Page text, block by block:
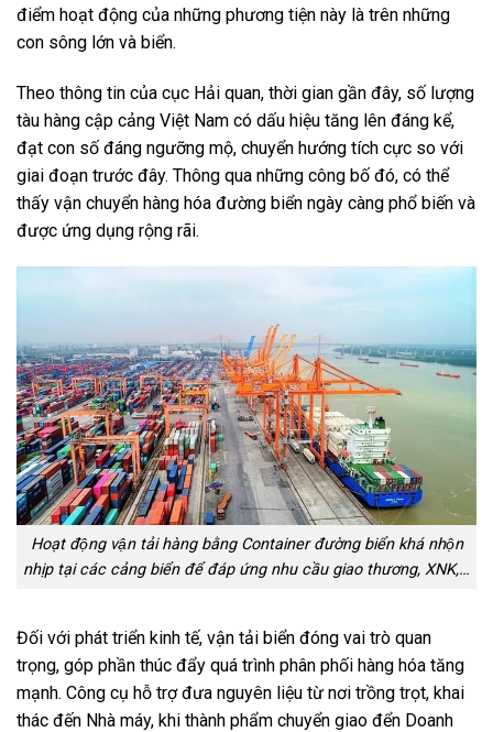
điểm hoạt động của những phương tiện này là trên những
con sông lớn và biển.
Theo thông tin của cục Hải quan, thời gian gần đây, số lượng
tàu hàng cập cảng Việt Nam có dấu hiệu tăng lên đáng kể,
đạt con số đáng ngưỡng mộ, chuyển hướng tích cực so với
giai đoạn trước đây. Thông qua những công bố đó, có thể
thấy vận chuyển hàng hóa đường biển ngày càng phổ biến và
được ứng dụng rộng rãi.
Hoạt động vận tải hàng bằng Container đường biển khá nhộn
nhịp tại các cảng biển để đáp ứng nhu cầu giao thương, XNK,…
Đối với phát triển kinh tế, vận tải biển đóng vai trò quan
trọng, góp phần thúc đẩy quá trình phân phối hàng hóa tăng
mạnh. Công cụ hỗ trợ đưa nguyên liệu từ nơi trồng trọt, khai
thác đến Nhà máy, khi thành phẩm chuyển giao đển Doanh